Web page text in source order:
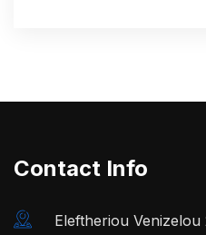
Contact Info
Eleftheriou Venizelou